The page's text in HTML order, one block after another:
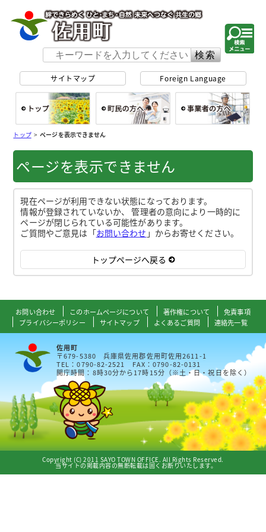
サイトマップ Foreign Language
総合トップ
トップ>ページを表示できません
ページを表示できません
現在ページが利用できない状態になっております。
情報が登録されていないか、 管理者の意向により一時的に
ページが閉じられている可能性があります。
ご質問やご意見は「お問い合わせ 」からお寄せください。
トップページへ戻る
お問い合わせ このホームページについて 著作権について
免責事項
プライバシーポリシー
サイトマップ よくあるご質問 連絡先一覧
佐用町
〒679-5380 兵庫県佐用郡佐用町佐用2611-1
TEL：0790-82-2521 FAX：0790-82-0131
開庁時間：8時30分から17時15分（※土・日・祝日を除く）
Copyright (C) 2011 SAYO TOWN OFFICE. All Rights Reserved.
当サイトの掲載内容の無断転載は固くお断りいたします。